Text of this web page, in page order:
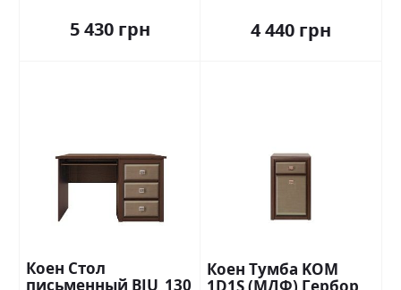
5 430 грн 4 440 грн
Коен Стол
письменный BIU_130
Коен Тумба KOM
1D1S (МДФ) Гербор